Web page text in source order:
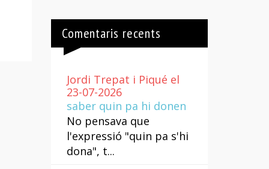
Comentaris recents
Jordi Trepat i Piqué el
23-07-2026
saber quin pa hi donen
No pensava que
l'expressió "quin pa s'hi
dona", t...